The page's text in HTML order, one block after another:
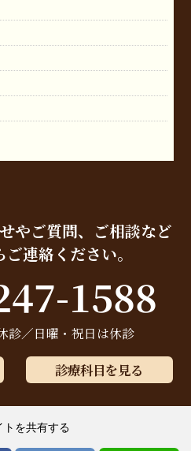
やご質問、ご相談など
連絡ください。
1588
診／日曜・祝日は休診
診療科目を見る
トを共有する